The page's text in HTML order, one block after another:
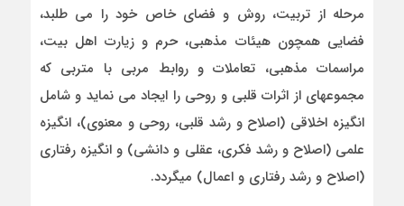
مرحله از تربیت، روش و فضای خاص خود را می ­طلبد،
فضایی همچون هیئات مذهبی، حرم و زیارت اهل بیت،
مراسمات مذهبی، تعاملات و روابط مربی با متربی که
مجموعه­ای از اثرات قلبی و روحی را ایجاد می نماید و شامل
انگیزه اخلاقی (اصلاح و رشد قلبی، روحی و معنوی)، انگیزه
علمی (اصلاح و رشد فکری، عقلی و دانشی) و انگیزه رفتاری
(اصلاح و رشد رفتاری و اعمال) می­گردد.